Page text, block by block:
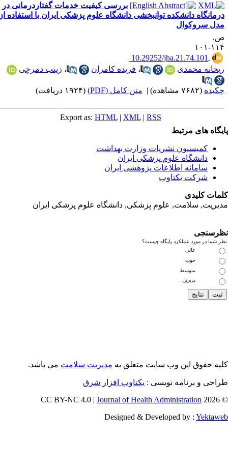
بررسی کیفیت خدمات گفتاردرمانی در
دانشکده توانبخشی دانشگاه علوم پزشکی ایران با استفاده از
سروکوال
۱۰۱
‎ 10.29252/jha.21.74.101
محمدی
،فریده کامران ،زینب دمرچی
(۷۶۸۲ مشاهده) | متن کامل (PDF) (۱۹۲۴ دریافت)
Export as:HTML |XML|RSS
های مرتبط
کمیسیون نشریات وزارت بهداشت
دانشگاه علوم پزشکی ایران
سامانه اطلاعات پژوهشی ایران
شرکت یکتاوب
کلیدی
سلامت, علوم پزشکی, دانشگاه علوم پزشکی ایران
شما در مورد عملکرد پایگاه چیست؟
عالی
خوب
متوسط
ضعیف
حقوق این وب سایت متعلق بهمدیریت سلامتمی باشد.
و برنامه نویسی : یکتاوب افزار شرق
©
Journal of Health Administration
Designed & Developed by :